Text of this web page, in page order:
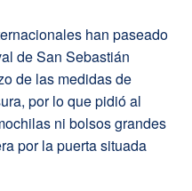
han paseado
de San Sebastián
de las medidas de
por lo que pidió al
ni bolsos grandes
por la puerta situada